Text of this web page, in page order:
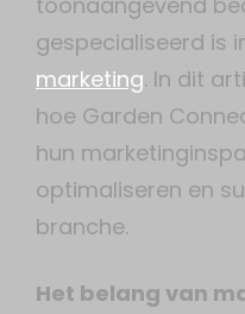
gespecialiseerd is
marketing. In dit
hoe Garden
hun
optimaliseren en
branche.
Het belang van